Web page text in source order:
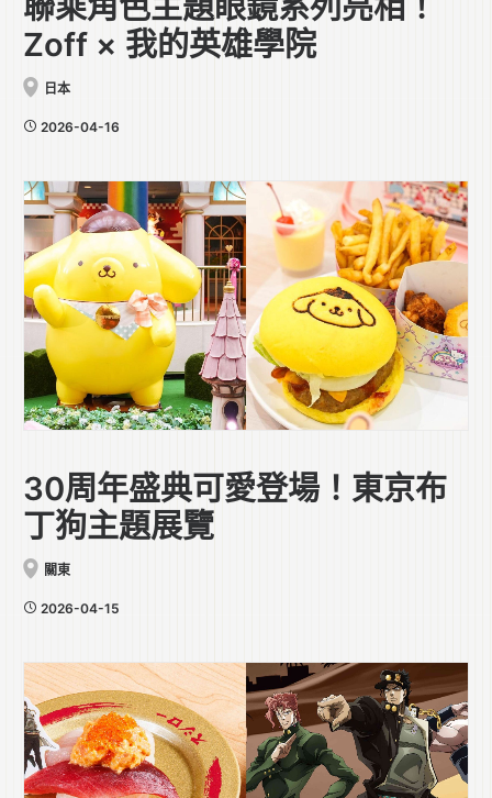
Zoff × 我的英雄學院
日本
2026-04-16
30周年盛典可愛登場！東京布
丁狗主題展覽
關東
2026-04-15